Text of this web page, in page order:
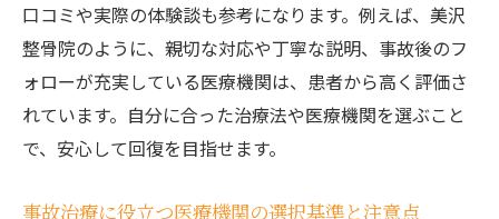
習慣
事故治療中に実践したいセルフケアと注意
点
事故治療で健康を維持するための具体的な
再発防止のための事故治療後のサポート体
口コミや実際の体験談も参考になります。例えば、美沢
整骨院のように、親切な対応や丁寧な説明、事故後のフ
ォローが充実している医療機関は、患者から高く評価さ
れています。自分に合った治療法や医療機関を選ぶこと
で、安心して回復を目指せます。
事故治療に役立つ医療機関の選択基準と注意点